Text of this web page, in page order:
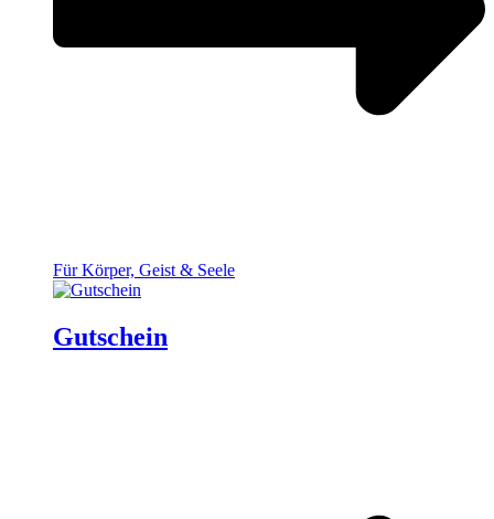
Für Körper, Geist & Seele
Gutschein